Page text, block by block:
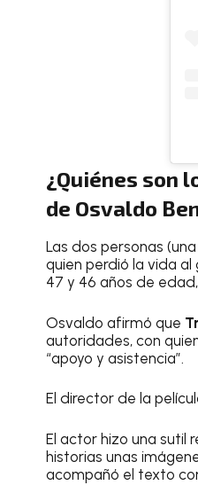
¿Quiénes son
de Osvaldo
Las dos personas
quien perdió la vida al
47 y 46 años de
Osvaldo afirmó que
autoridades, con
“apoyo y asistencia”.
El director de la
El actor hizo una sutil
historias unas
acompañó el texto